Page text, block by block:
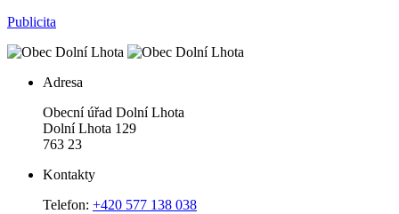
Publicita
Adresa
Obecní úřad Dolní Lhota
Dolní Lhota 129
763 23
Kontakty
Telefon: +420 577 138 038